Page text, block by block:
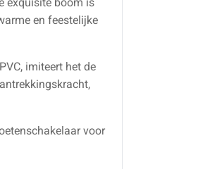
en feestelijke
imiteert het de
voor